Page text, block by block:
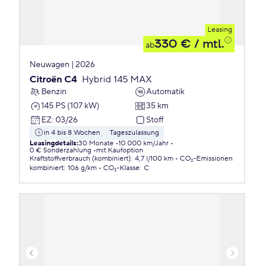
Leasing
ab330 € / mtl.
Neuwagen | 2026
Citroën C4 Hybrid 145 MAX
Benzin
Automatik
145 PS (107 kW)
35 km
EZ: 03/26 Stoff
in 4 bis 8 Wochen
Tageszulassung
Leasingdetails:30 Monate 10.000 km/Jahr
0 € Sonderzahlung
mit Kaufoption
Kraftstoffverbrauch (kombiniert): 4,7 l/100 km
CO₂-Emissionen
kombiniert: 106 g/km CO₂-Klasse: C